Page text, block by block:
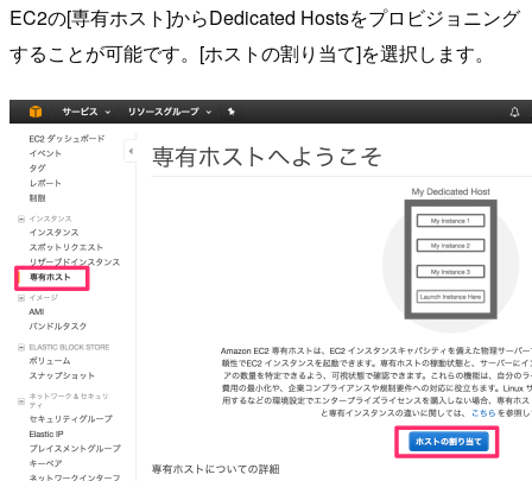
EC2の[専有ホスト]からDedicated Hostsをプロビジョニング
することが可能です。[ホストの割り当て]を選択します。